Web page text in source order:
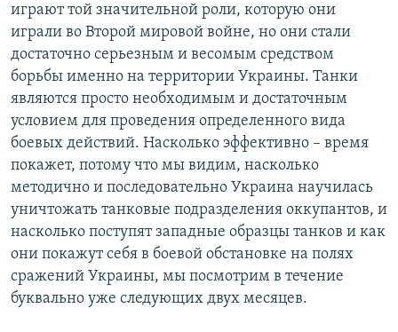
играют той значительной роли, которую они
играли во Второй мировой войне, но они стали
достаточно серьезным и весомым средством
борьбы именно на территории Украины. Танки
являются просто необходимым и достаточным
условием для проведения определенного вида
боевых действий. Насколько эффективно – время
покажет, потому что мы видим, насколько
методично и последовательно Украина научилась
уничтожать танковые подразделения оккупантов, и
насколько поступят западные образцы танков и как
они покажут себя в боевой обстановке на полях
сражений Украины, мы посмотрим в течение
буквально уже следующих двух месяцев.